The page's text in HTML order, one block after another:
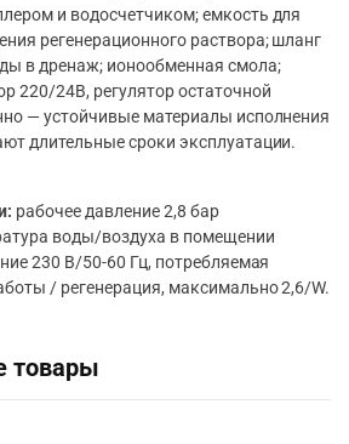
и водосчетчиком; емкость для
регенерационного раствора; шланг
в дренаж; ионообменная смола;
220/24В, регулятор остаточной
— устойчивые материалы исполнения
длительные сроки эксплуатации.
рабочее давление 2,8 бар
воды/воздуха в помещении
230 В/50-60 Гц, потребляемая
/ регенерация, максимально 2,6/W.
товары